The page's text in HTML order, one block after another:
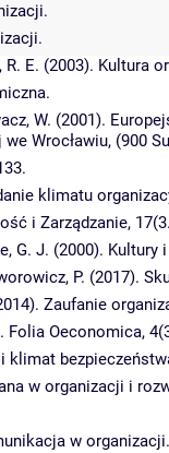
R. E. (2003).
W. (2001).
Wrocławiu, (900
klimatu
i Zarządzanie,
G. J. (2000). Kultury
P. (2017).
Zaufanie
Oeconomica,
klimat
w organizacji i
w